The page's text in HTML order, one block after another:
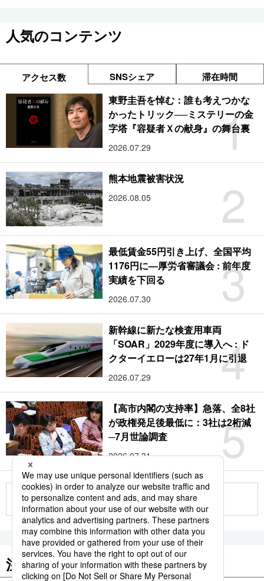
人気のコンテンツ
アクセス数 SNSシェア 滞在時間
1
東野圭吾を悼む：誰も考えつかな
かったトリック──ミステリーの金
字塔『容疑者Ｘの献身』の舞台裏
2026.07.29
2
熊本地震被害状況
2026.08.05
3
最低賃金55円引き上げ、全国平均
1176円に―厚労省審議会 : 前年度
実績を下回る
2026.07.30
4
新幹線に新たな検査用車両
「SOAR」2029年度に導入へ : ド
クターイエローは27年1月に引退
2026.07.29
5
【高市内閣の支持率】急落、全8社
が政権発足後最低に：3社は2桁減
─7月世論調査
2026.07.31
もっと見る
注目のキーワード